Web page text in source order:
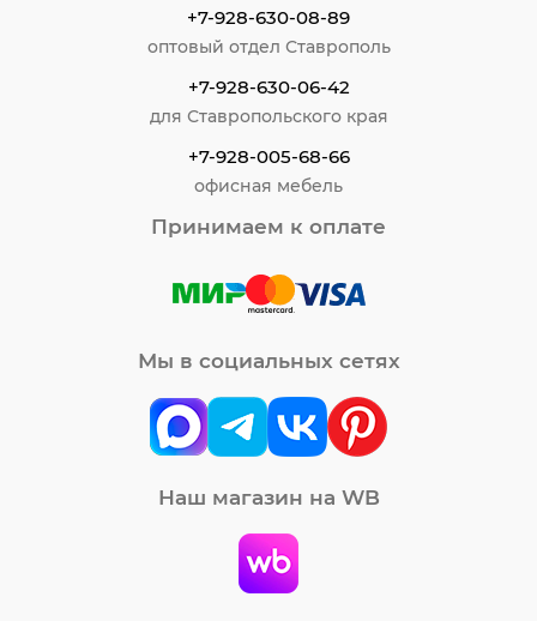
+7-928-630-08-89
оптовый отдел Ставрополь
+7-928-630-06-42
для Ставропольского края
+7-928-005-68-66
офисная мебель
Принимаем к оплате
Мы в социальных сетях
Наш магазин на WB